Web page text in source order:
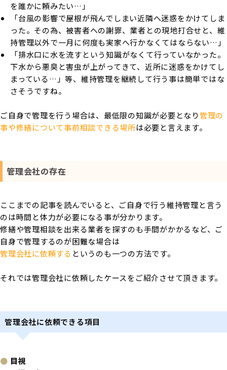
を誰かに頼みたい…」
「台風の影響で屋根が飛んでしまい近隣へ迷惑をかけてしま
った。その為、被害者への謝罪、業者との現地打合せと、維
持管理以外で一月に何度も実家へ行かなくてはならない…」
「排水口に水を流すという知識がなくて行っていなかった。
下水から悪臭と害虫が上がってきて、近所に迷惑をかけてし
まっている…」等、維持管理を継続して行う事は簡単ではな
さそうですね。
ご自身で管理を行う場合は、最低限の知識が必要となり管理の
事や修繕について事前相談できる場所は必要と言えます。
管理会社の存在
ここまでの記事を読んでいると、ご自身で行う維持管理と言う
のは時間と体力が必要になる事が分かります。
修繕や管理相談を出来る業者を探すのも手間がかかるなど、ご
自身で管理するのが困難な場合は
管理会社に依頼する というのも一つの方法です。
それでは管理会社に依頼したケースをご紹介させて頂きます。
管理会社に依頼できる項目
● 目視